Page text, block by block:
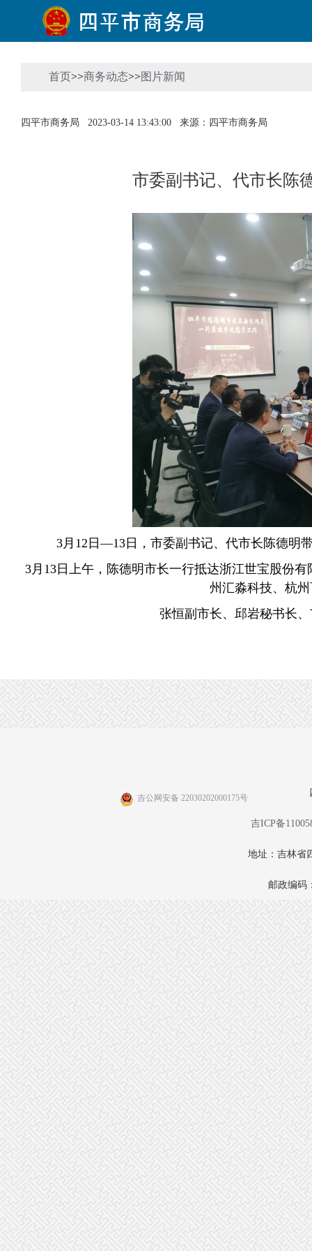
首页>>商务动态>>图片新闻
四平市商务局 2023-03-14 13:43:00 来源：四平市商务局
市委副书记、代市长陈
3月12日—13日，市委副书记、代市长陈德明
3月13日上午，陈德明市长一行抵达浙江世宝股份
州汇淼科技、杭
张恒副市长、邱岩秘书长
吉公网安备 22030202000175号
吉ICP备
地址：吉林省
邮政编码